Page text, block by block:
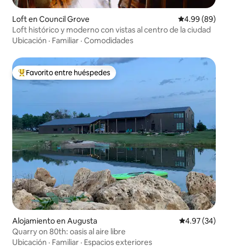
Loft en Council Grove Calificación
4.99 (89)
Loft histórico y moderno con vistas al centro de la ciudad
Ubicación · Familiar · Comodidades
Favorito entre huéspedes preferido
Favorito entre huéspedes
Alojamiento en Augusta Calificación
4.97 (34)
Quarry on 80th: oasis al aire libre
Ubicación · Familiar · Espacios exteriores